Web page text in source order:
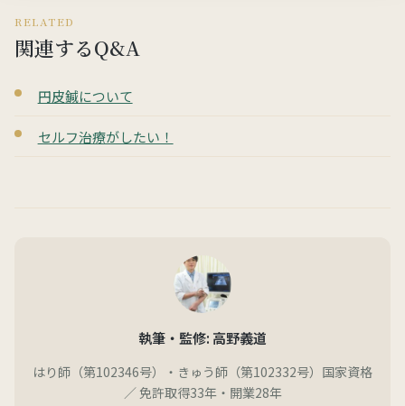
RELATED
関連するQ&A
円皮鍼について
セルフ治療がしたい！
執筆・監修: 高野義道
はり師（第102346号）・きゅう師（第102332号）国家資格
／ 免許取得33年・開業28年